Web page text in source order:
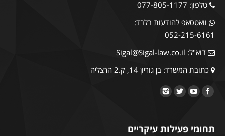
טלפון: 077-805-1177
וואטסאפ להודעות בלבד:
052-215-6161
דוא"ל: Sigal@Sigal-law.co.il
כתובת המשרד: בן גוריון 14, ק.2 הרצליה
תחומי פעילות עיקריים